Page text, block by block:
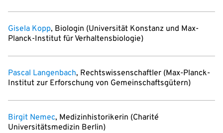
Gisela Kopp, Biologin (Universität Konstanz und Max-
Planck-Institut für Verhaltensbiologie)
Pascal Langenbach, Rechtswissenschaftler (Max-Planck-
Institut zur Erforschung von Gemeinschaftsgütern)
Birgit Nemec, Medizinhistorikerin (Charité
Universitätsmedizin Berlin)